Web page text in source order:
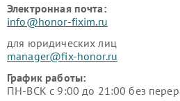
Электронная почта:
info@honor-fixim.ru
для юридических лиц
manager@fix-honor.ru
График работы:
ПН-ВСК с 9:00 до 21:00 без